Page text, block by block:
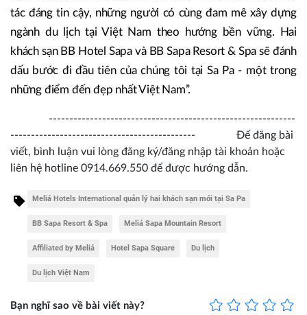
tác đáng tin cậy, những người có cùng đam mê xây dựng
ngành du lịch tại Việt Nam theo hướng bền vững. Hai
khách sạn BB Hotel Sapa và BB Sapa Resort & Spa sẽ đánh
dấu bước đi đầu tiên của chúng tôi tại Sa Pa - một trong
những điểm đến đẹp nhất Việt Nam”.
------------------------------------------------------------
--------------------------------------------- Để đăng bài
viết, bình luận vui lòng đăng ký/đăng nhập tài khoản hoặc
liên hệ hotline 0914.669.550 để được hướng dẫn.
Meliá Hotels International quản lý hai khách sạn mới tại Sa Pa
BB Sapa Resort & Spa Meliá Sapa Mountain Resort
Affiliated by Meliá Hotel Sapa Square Du lịch
Du lịch Việt Nam
Bạn nghĩ sao về bài viết này?